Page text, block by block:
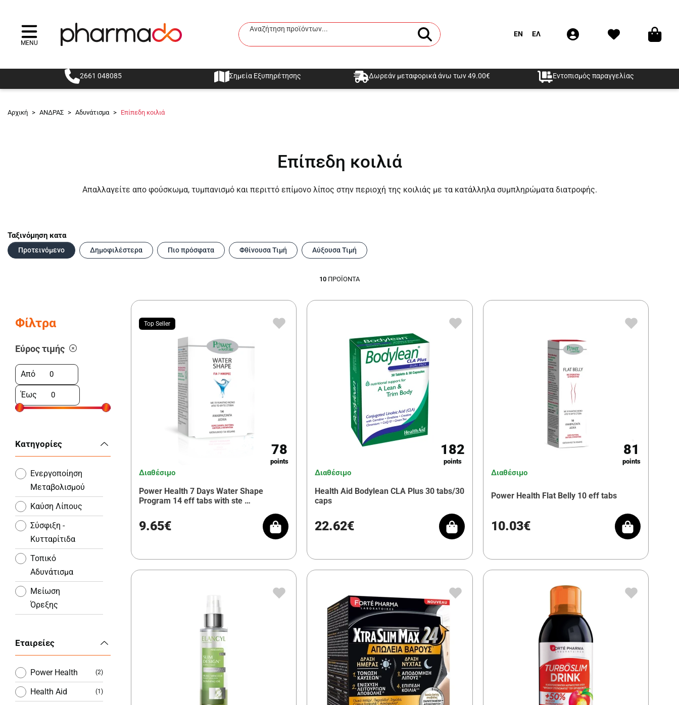
Menu
MENU
Αναζήτηση προϊόντων...
EN ΕΛ
2661 048085 Σημεία Εξυπηρέτησης Δωρεάν μεταφορικά άνω των 49.00€ Εντοπισμός παραγγελίας
Αναζήτηση
Αρχική > ΑΝΔΡΑΣ > Αδυνάτισμα > Επίπεδη κοιλιά
Επίπεδη κοιλιά
Απαλλαγείτε απο φούσκωμα, τυμπανισμό και περιττό επίμονο λίπος στην περιοχή της κοιλιάς με τα κατάλληλα συμπληρώματα διατροφής.
Ταξινόμηση κατα
Προτεινόμενο Δημοφιλέστερα Πιο πρόσφατα Φθίνουσα Τιμή Αύξουσα Τιμή
10 ΠΡΟΪΌΝΤΑ
Φίλτρα
Εύρος τιμής
Από
Έως
Κατηγορίες
Ενεργοποίηση
Μεταβολισμού
Καύση Λίπους
Σύσφιξη -
Κυτταρίτιδα
Τοπικό
Αδυνάτισμα
Μείωση
Όρεξης
Αποτοξίνωση
Υποκατάστατα
Γεύματος
Εταιρείες
Power Health (2)
Health Aid (1)
Top Seller
78
points
Διαθέσιμο
Power Health 7 Days Water Shape
Program 14 eff tabs with ste …
9.65€
182
points
Διαθέσιμο
Health Aid Bodylean CLA Plus 30 tabs/30
caps
22.62€
81
points
Διαθέσιμο
Power Health Flat Belly 10 eff tabs
10.03€